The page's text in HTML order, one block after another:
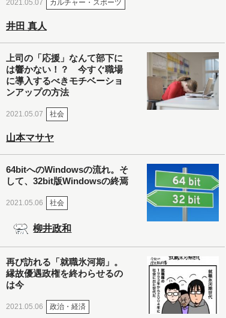
2021.05.07 カルチャー・スポーツ
井田 真人
上司の「応援」なんて部下に
は響かない！？ 今すぐ職場
に導入するべきモチベーショ
ンアップの方法
2021.05.07 社会
山本マサヤ
64bitへのWindowsの流れ。そ
して、32bit版Windowsの終焉
2021.05.06 社会
柳井政和
再び訪れる「就職氷河期」。
縁故優遇政権を終わらせるの
は今
2021.05.06 政治・経済